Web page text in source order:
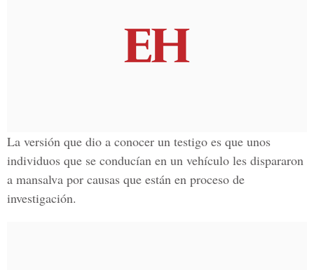
La versión que dio a conocer un testigo es que unos
individuos que se conducían en un vehículo les dispararon
a mansalva por causas que están en proceso de
investigación.